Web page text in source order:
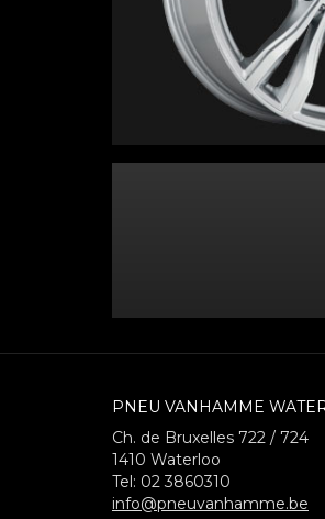
PNEU VANHAMME
Ch. de Bruxelles 722 / 724
1410 Waterloo
Tel: 02 3860310
info@pneuvanhamme.be